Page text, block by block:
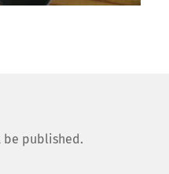
be published.